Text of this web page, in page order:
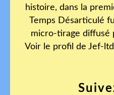
histoire, dans la
Temps Désarticulé
micro-tirage diffusé
Voir le profil de Jef-ltd